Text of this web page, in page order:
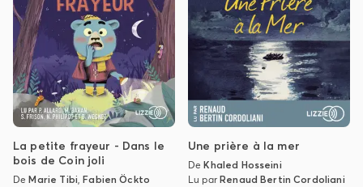
La petite frayeur - Dans le
bois de Coin joli
DeMarie Tibi,Fabien Öckto
Une prière à la mer
DeKhaled Hosseini
Lu parRenaud Bertin Cordoliani